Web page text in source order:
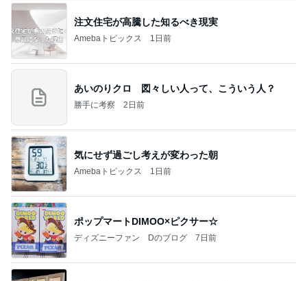
注文住宅が高騰した知るべき現実
Amebaトピックス 1日前
あいのりクロ 図々しい人って、こういう人？
勝手に考察 2日前
気にせず過ごし考えが変わった朝
Amebaトピックス 1日前
ポップマートDIMOO×ピクサー☆
ディズニーファン Dのブログ 7日前